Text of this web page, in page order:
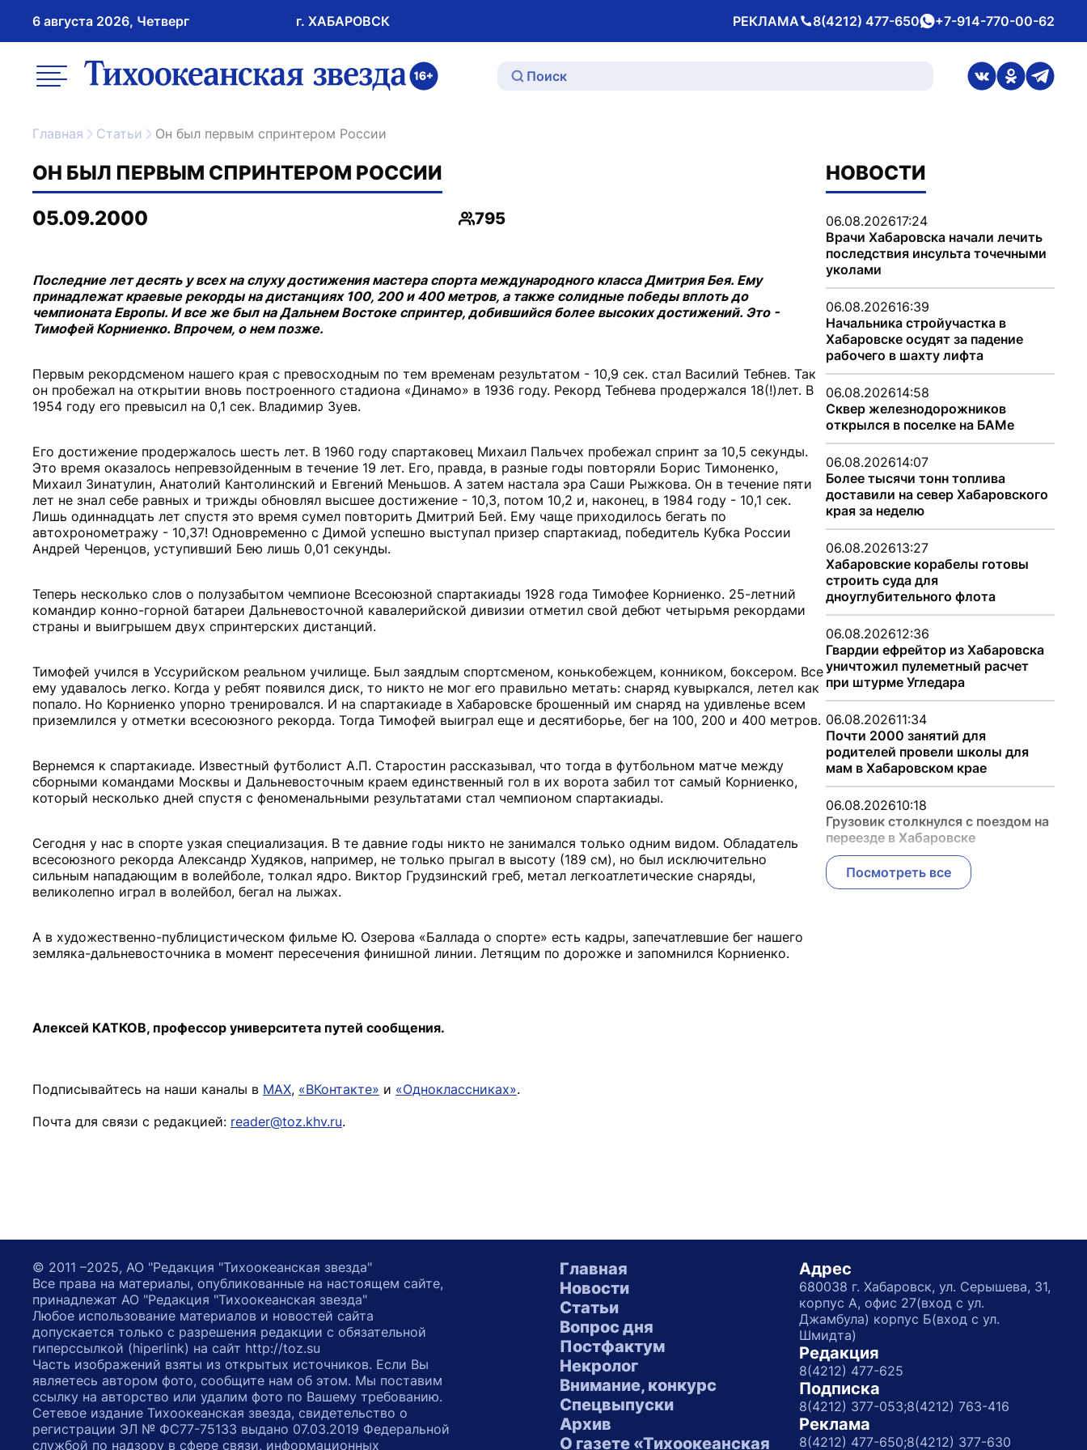
6 августа 2026, Четверг г. ХАБАРОВСК РЕКЛАМА
Телефон 8(4212) 477-650whatsApp
+7-914-770-00-62
меню ссылка на главную
ссылка на
ссылка на
Главная Статьи Он был первым спринтером России
ОН БЫЛ ПЕРВЫМ СПРИНТЕРОМ РОССИИ
05.09.2000
Просмотры
795
Последние лет десять у всех на слуху достижения мастера спорта международного класса Дмитрия Бея. Ему
принадлежат краевые рекорды на дистанциях 100, 200 и 400 метров, а также солидные победы вплоть до
чемпионата Европы. И все же был на Дальнем Востоке спринтер, добившийся более высоких достижений. Это -
Тимофей Корниенко. Впрочем, о нем позже.
Первым рекордсменом нашего края с превосходным по тем временам результатом - 10,9 сек. стал Василий Тебнев. Так
он пробежал на открытии вновь построенного стадиона «Динамо» в 1936 году. Рекорд Тебнева продержался 18(!)лет. В
1954 году его превысил на 0,1 сек. Владимир Зуев.
Его достижение продержалось шесть лет. В 1960 году спартаковец Михаил Пальчех пробежал спринт за 10,5 секунды.
Это время оказалось непревзойденным в течение 19 лет. Его, правда, в разные годы повторяли Борис Тимоненко,
Михаил Зинатулин, Анатолий Кантолинский и Евгений Меньшов. А затем настала эра Саши Рыжкова. Он в течение пяти
лет не знал себе равных и трижды обновлял высшее достижение - 10,3, потом 10,2 и, наконец, в 1984 году - 10,1 сек.
Лишь одиннадцать лет спустя это время сумел повторить Дмитрий Бей. Ему чаще приходилось бегать по
автохронометражу - 10,37! Одновременно с Димой успешно выступал призер спартакиад, победитель Кубка России
Андрей Черенцов, уступивший Бею лишь 0,01 секунды.
Теперь несколько слов о полузабытом чемпионе Всесоюзной спартакиады 1928 года Тимофее Корниенко. 25-летний
командир конно-горной батареи Дальневосточной кавалерийской дивизии отметил свой дебют четырьмя рекордами
страны и выигрышем двух спринтерских дистанций.
Тимофей учился в Уссурийском реальном училище. Был заядлым спортсменом, конькобежцем, конником, боксером. Все
ему удавалось легко. Когда у ребят появился диск, то никто не мог его правильно метать: снаряд кувыркался, летел как
попало. Но Корниенко упорно тренировался. И на спартакиаде в Хабаровске брошенный им снаряд на удивленье всем
приземлился у отметки всесоюзного рекорда. Тогда Тимофей выиграл еще и десятиборье, бег на 100, 200 и 400 метров.
Вернемся к спартакиаде. Известный футболист А.П. Старостин рассказывал, что тогда в футбольном матче между
сборными командами Москвы и Дальневосточным краем единственный гол в их ворота забил тот самый Корниенко,
который несколько дней спустя с феноменальными результатами стал чемпионом спартакиады.
Сегодня у нас в спорте узкая специализация. В те давние годы никто не занимался только одним видом. Обладатель
всесоюзного рекорда Александр Худяков, например, не только прыгал в высоту (189 см), но был исключительно
сильным нападающим в волейболе, толкал ядро. Виктор Грудзинский греб, метал легкоатлетические снаряды,
великолепно играл в волейбол, бегал на лыжах.
А в художественно-публицистическом фильме Ю. Озерова «Баллада о спорте» есть кадры, запечатлевшие бег нашего
земляка-дальневосточника в момент пересечения финишной линии. Летящим по дорожке и запомнился Корниенко.
Алексей КАТКОВ, профессор университета путей сообщения.
Подписывайтесь на наши каналы в MAX, «ВКонтакте» и «Одноклассниках».
Почта для связи с редакцией: reader@toz.khv.ru.
НОВОСТИ
06.08.202617:24
Врачи Хабаровска начали лечить
последствия инсульта точечными
уколами
06.08.202616:39
Начальника стройучастка в
Хабаровске осудят за падение
рабочего в шахту лифта
06.08.202614:58
Сквер железнодорожников
открылся в поселке на БАМе
06.08.202614:07
Более тысячи тонн топлива
доставили на север Хабаровского
края за неделю
06.08.202613:27
Хабаровские корабелы готовы
строить суда для
дноуглубительного флота
06.08.202612:36
Гвардии ефрейтор из Хабаровска
уничтожил пулеметный расчет
при штурме Угледара
06.08.202611:34
Почти 2000 занятий для
родителей провели школы для
мам в Хабаровском крае
06.08.202610:18
Грузовик столкнулся с поездом на
переезде в Хабаровске
Посмотреть все
Главная
Новости
Статьи
Вопрос дня
Постфактум
Некролог
Внимание, конкурс
Спецвыпуски
Архив
О газете «Тихоокеанская
Адрес
680038 г. Хабаровск, ул. Серышева, 31,
корпус А, офис 27(вход с ул.
Джамбула) корпус Б(вход с ул.
Шмидта)
Редакция
8(4212) 477-625
Подписка
8(4212) 377-053;8(4212) 763-416
Реклама
8(4212) 477-650;8(4212) 377-630
© 2011 –2025, АО "Редакция "Тихоокеанская звезда"
Все права на материалы, опубликованные на настоящем сайте,
принадлежат АО "Редакция "Тихоокеанская звезда"
Любое использование материалов и новостей сайта
допускается только с разрешения редакции с обязательной
гиперссылкой (hiperlink) на сайт http://toz.su
Часть изображений взяты из открытых источников. Если Вы
являетесь автором фото, сообщите нам об этом. Мы поставим
ссылку на авторство или удалим фото по Вашему требованию.
Сетевое издание Тихоокеанская звезда, свидетельство о
регистрации ЭЛ № ФС77-75133 выдано 07.03.2019 Федеральной
службой по надзору в сфере связи, информационных